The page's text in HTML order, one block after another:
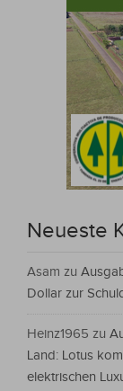
Neueste
Asam zu
Dollar zur
Heinz1965 zu
Land: Lotus
elektrischen